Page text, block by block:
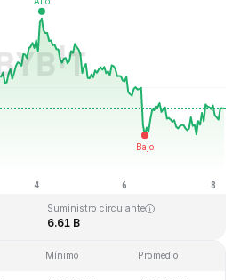
Suministro circulante
6.61 B
Mínimo Promedio